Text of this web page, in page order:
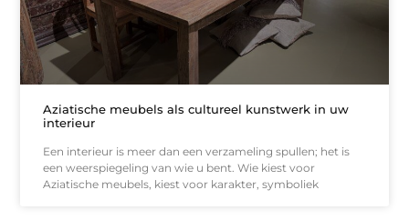
Aziatische meubels als cultureel kunstwerk in uw
interieur
Een interieur is meer dan een verzameling spullen; het is
een weerspiegeling van wie u bent. Wie kiest voor
Aziatische meubels, kiest voor karakter, symboliek